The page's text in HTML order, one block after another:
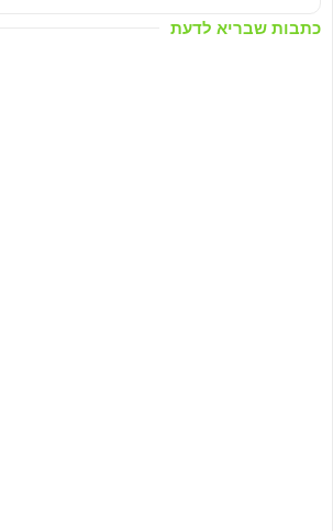
כתבות שבריא לדעת